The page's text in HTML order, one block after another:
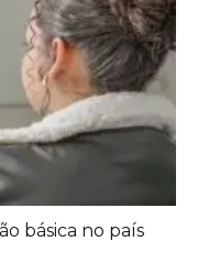
básica no país